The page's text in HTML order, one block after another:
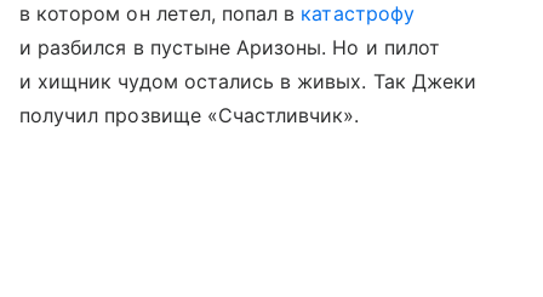
в котором он летел, попал в катастрофу
и разбился в пустыне Аризоны. Но и пилот
и хищник чудом остались в живых. Так Джеки
получил прозвище «Счастливчик».